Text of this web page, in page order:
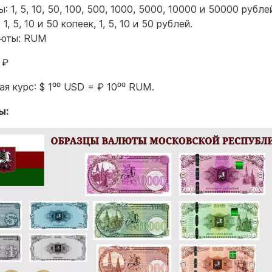
1, 5, 10, 50, 100, 500, 1000, 5000, 10000 и 50000
5, 10 и 50 копеек, 1, 5, 10 и 50 рублей.
RUM
₽
курс: $ 1⁰⁰ USD = ₽ 10⁰⁰ RUM.